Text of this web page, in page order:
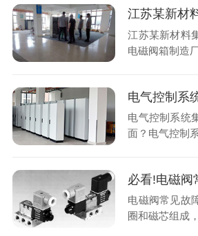
江苏某新材料
电磁阀箱制造
电气控制系统
面？电气控制
电磁阀常见故
圈和磁芯组成